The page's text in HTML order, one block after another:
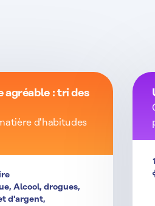
agréable : tri des
d'habitudes
Alcool, drogues,
d'argent,